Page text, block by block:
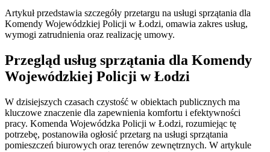
Artykuł przedstawia szczegóły przetargu na usługi sprzątania dla
Komendy Wojewódzkiej Policji w Łodzi, omawia zakres usług,
wymogi zatrudnienia oraz realizację umowy.
Przegląd usług sprzątania dla Komendy
Wojewódzkiej Policji w Łodzi
W dzisiejszych czasach czystość w obiektach publicznych ma
kluczowe znaczenie dla zapewnienia komfortu i efektywności
pracy. Komenda Wojewódzka Policji w Łodzi, rozumiejąc tę
potrzebę, postanowiła ogłosić przetarg na usługi sprzątania
pomieszczeń biurowych oraz terenów zewnętrznych. W artykule